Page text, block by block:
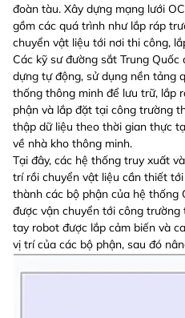
đoàn tàu. Xây dựng mạng lưới
gồm các quá trình như lắp ráp
chuyển vật liệu tới nơi thi công,
Các kỹ sư đường sắt Trung
dựng tự động, sử dụng nền tảng
thống thông minh để lưu trữ, lắp
phận và lắp đặt tại công trường
thập dữ liệu theo thời gian thực
về nhà kho thông minh.
Tại đây, các hệ thống truy xuất
trí rồi chuyển vật liệu cần thiết
thành các bộ phận của hệ thống
được vận chuyển tới công
tay robot được lắp cảm biến và
vị trí của các bộ phận, sau đó